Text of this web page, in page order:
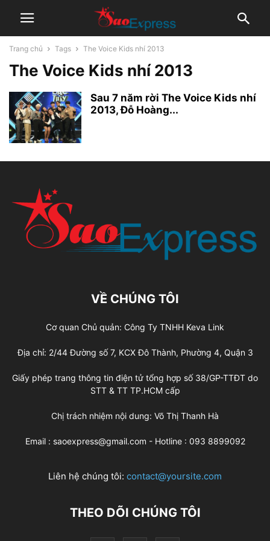
Trang chủ Tags The Voice Kids nhí 2013
The Voice Kids nhí 2013
Sau 7 năm rời The Voice Kids nhí
2013, Đỗ Hoàng...
VỀ CHÚNG TÔI
Cơ quan Chủ quản: Công Ty TNHH Keva Link
Địa chỉ: 2/44 Đường số 7, KCX Đô Thành, Phường 4, Quận 3
Giấy phép trang thông tin điện tử tổng hợp số 38/GP-TTĐT do
STT & TT TP.HCM cấp
Chị trách nhiệm nội dung: Võ Thị Thanh Hà
Email : saoexpress@gmail.com - Hotline : 093 8899092
Liên hệ chúng tôi: contact@yoursite.com
THEO DÕI CHÚNG TÔI